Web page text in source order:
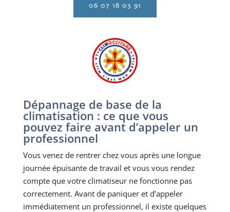
06 07 18 03 91
Dépannage de base de la
climatisation : ce que vous
pouvez faire avant d’appeler un
professionnel
Vous venez de rentrer chez vous après une longue
journée épuisante de travail et vous vous rendez
compte que votre climatiseur ne fonctionne pas
correctement. Avant de paniquer et d’appeler
immédiatement un professionnel, il existe quelques